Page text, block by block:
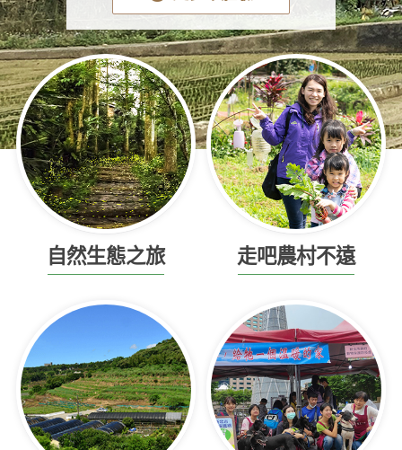
自然生態之旅 走吧農村不遠